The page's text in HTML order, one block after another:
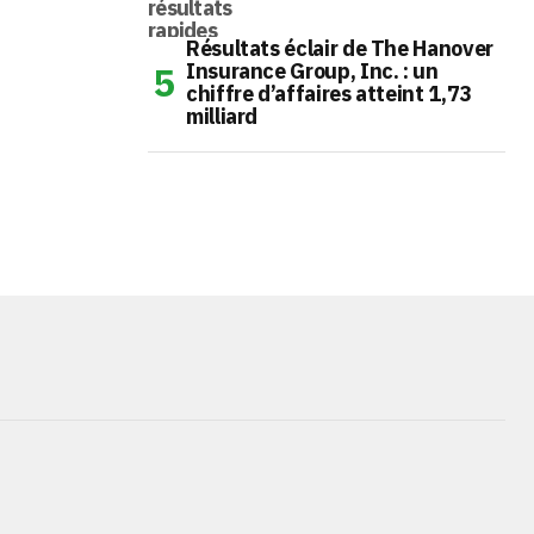
Résultats éclair de The Hanover
Insurance Group, Inc. : un
chiffre d’affaires atteint 1,73
milliard